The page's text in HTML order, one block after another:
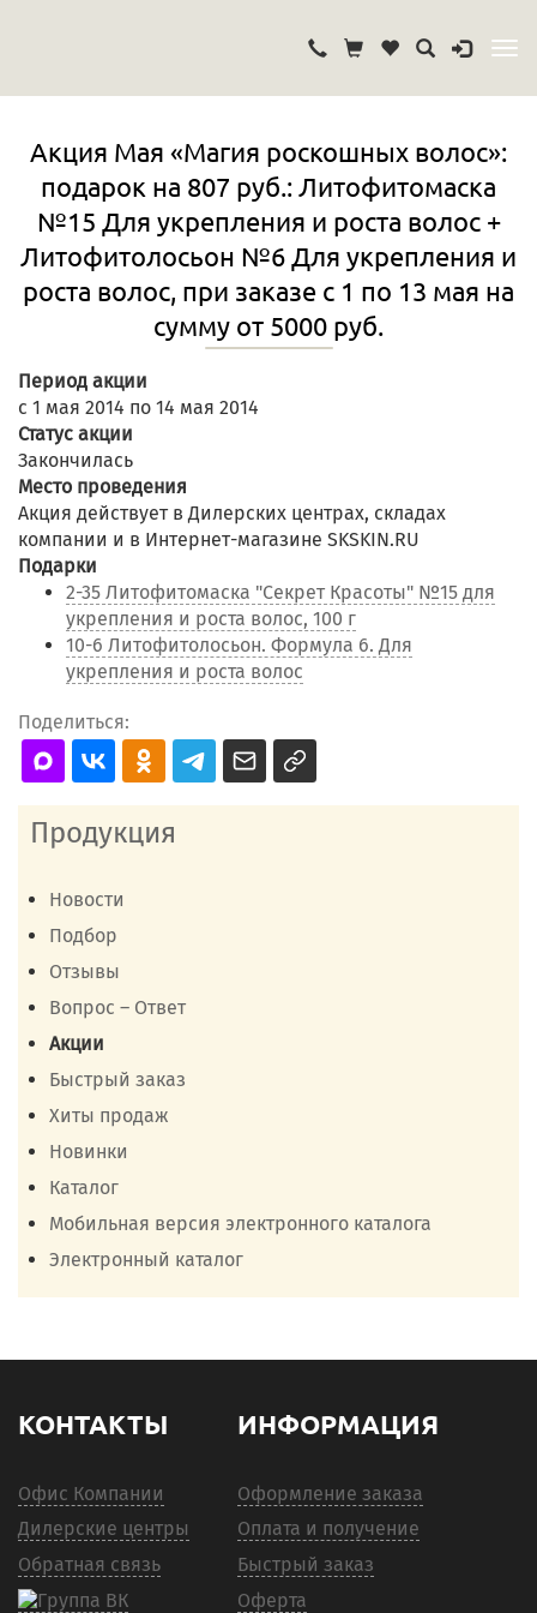
Акция Мая «Магия роскошных волос»:
подарок на 807 руб.: Литофитомаска
№15 Для укрепления и роста волос +
Литофитолосьон №6 Для укрепления и
роста волос, при заказе с 1 по 13 мая на
сумму от 5000 руб.
Период акции
с 1 мая 2014 по 14 мая 2014
Статус акции
Закончилась
Место проведения
Акция действует в Дилерских центрах, складах
компании и в Интернет-магазине SKSKIN.RU
Подарки
2-35 Литофитомаска "Секрет Красоты" №15 для
укрепления и роста волос, 100 г
10-6 Литофитолосьон. Формула 6. Для
укрепления и роста волос
Поделиться:
Продукция
Новости
Подбор
Отзывы
Вопрос – Ответ
Акции
Быстрый заказ
Хиты продаж
Новинки
Каталог
Мобильная версия электронного каталога
Электронный каталог
КОНТАКТЫ
Офис Компании
Дилерские центры
Обратная связь
ИНФОРМАЦИЯ
Оформление заказа
Оплата и получение
Быстрый заказ
Оферта